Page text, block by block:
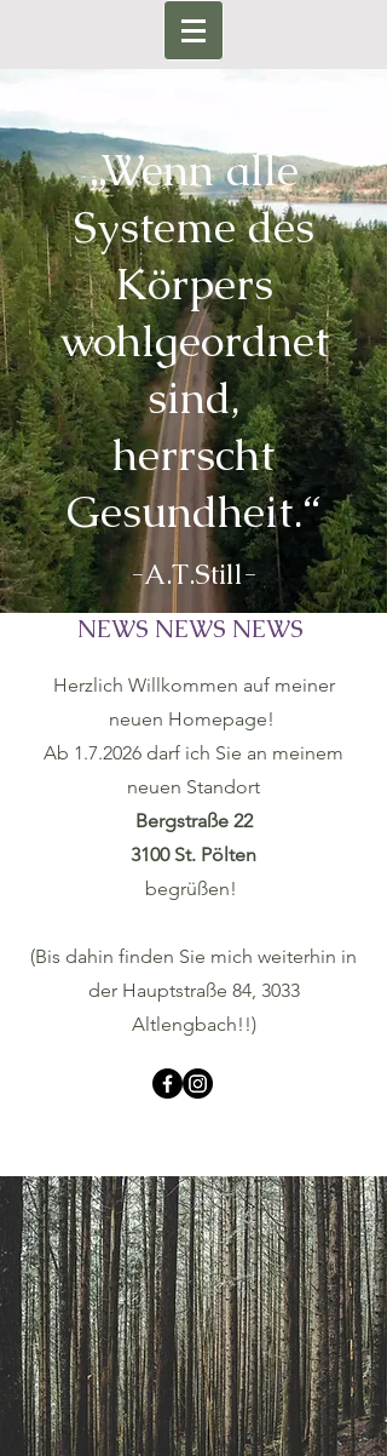
„Wenn alle
Systeme des
Körpers
wohlgeordnet
sind,
herrscht
Gesundheit.“
-A.T.Still-
NEWS NEWS NEWS
Herzlich Willkommen auf meiner
neuen Homepage!
Ab 1.7.2026 darf ich Sie an meinem
neuen Standort
Bergstraße 22
3100 St. Pölten
begrüßen!
(Bis dahin finden Sie mich weiterhin in
der Hauptstraße 84, 3033
Altlengbach!!)